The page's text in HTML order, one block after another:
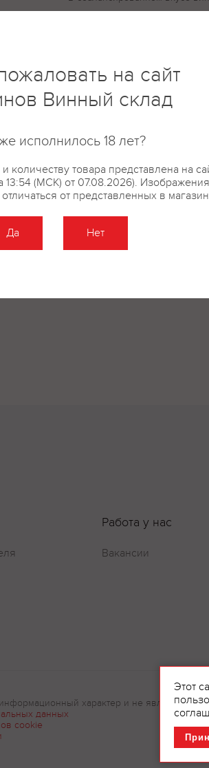
перетекает в мягкое
чистый, слегка фруктовый.
Работа у нас
Вакансии
характер и не являются
данных
cookie
Этот
на сайт
Винный склад
исполнилось 18 лет?
количеству товара представлена на
(МСК) от 07.08.2026).
от представленных в
Да Нет